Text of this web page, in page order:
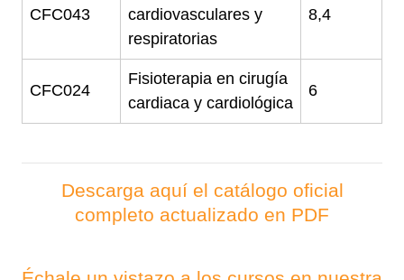
CFC043
cardiovasculares y
respiratorias
8,4
CFC024
Fisioterapia en cirugía
cardiaca y cardiológica
6
Descarga aquí el catálogo oficial
completo actualizado en PDF